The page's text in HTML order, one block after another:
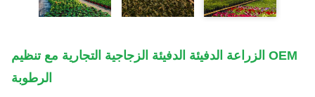
OEM الزراعة الدفيئة الدفيئة الزجاجية التجارية مع تنظيم
الرطوبة